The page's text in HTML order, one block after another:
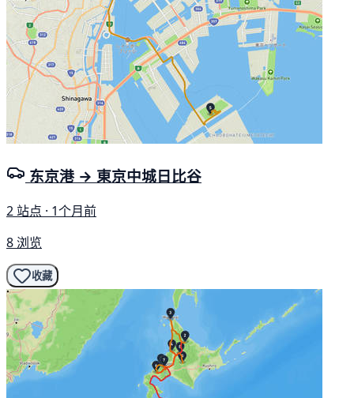
东京港 → 東京中城日比谷
2 站点 · 1个月前
8 浏览
收藏